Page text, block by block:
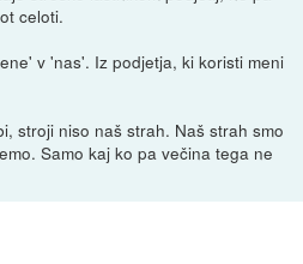
celoti.
v 'nas'. Iz podjetja, ki koristi meni
stroji niso naš strah. Naš strah smo
Samo kaj ko pa večina tega ne